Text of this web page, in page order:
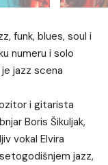
funk, blues, soul i
numeru i solo
jazz scena
i gitarista
Boris Šikuljak,
vokal Elvira
jazz,